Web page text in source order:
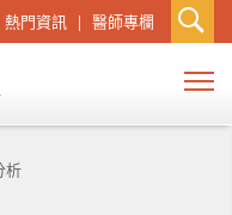
熱門資訊 醫師專欄
析